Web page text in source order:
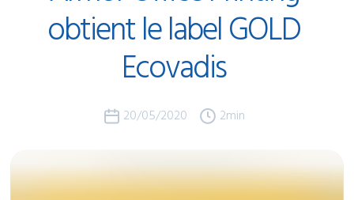
obtientlelabelGOLD
Ecovadis
20/05/2020 2min